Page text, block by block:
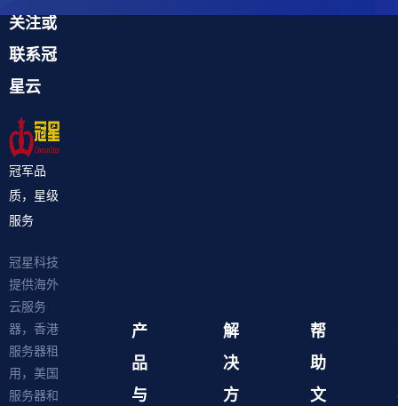
关注或
联系冠
星云
冠军品
质，星级
服务
冠星科技
提供海外
云服务
器，香港
服务器租
用，美国
服务器和
产
品
与
解
决
方
帮
助
文